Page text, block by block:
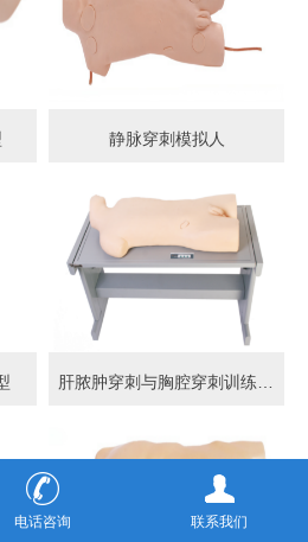
静脉穿刺模拟人
电话咨询 联系我们